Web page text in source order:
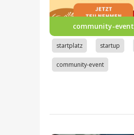
community-event
startplatz startup
community-event